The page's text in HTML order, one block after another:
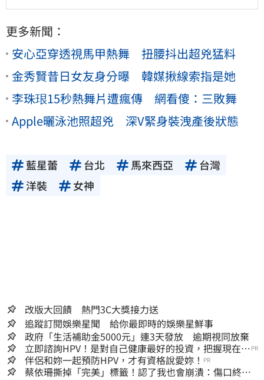
更多新聞：
安心亞穿透視馬甲熱舞 扭腰抖出超兇猛料
金秀賢昔日女友身分曝 韓媒揪線索指是她
李珠珢15秒熱舞片遭瘋傳 網看傻：三敗舞
Apple曬泳池照超兇 深V緊身裝洩產後狀態
藍星蕾 台北 馬來西亞
台灣
洋裝
女神
改版大回饋 熱門3C大獎接力送
追蹤訂閱娛樂星聞 給你最即時的娛樂星鮮事
政府「生活補助金5000元」連3天發放 逾期視同放棄
立即諮詢HPV！是對自己健康最好的投資，把握現在不
嫌晚！
PR
伴侶和妳一起預防HPV，才有資格說愛妳！ PR
蔡依珊撕掉「完美」標籤！認了我也會崩潰：傷口終究